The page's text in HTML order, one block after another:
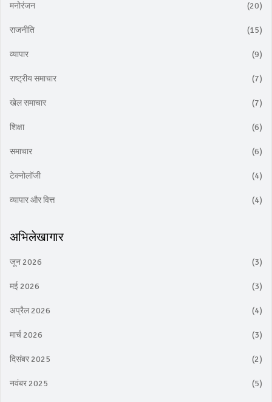
मनोरंजन (20)
राजनीति (15)
व्यापार (9)
राष्ट्रीय समाचार (7)
खेल समाचार (7)
शिक्षा (6)
समाचार (6)
टेक्नोलॉजी (4)
व्यापार और वित्त (4)
अभिलेखागार
जून 2026 (3)
मई 2026 (3)
अप्रैल 2026 (4)
मार्च 2026 (3)
दिसंबर 2025 (2)
नवंबर 2025 (5)